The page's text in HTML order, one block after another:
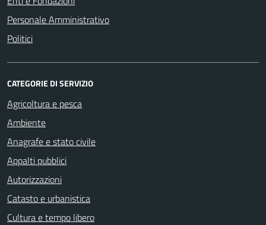
Personale Amministrativo
Politici
CATEGORIE DI SERVIZIO
Agricoltura e pesca
Ambiente
Anagrafe e stato civile
Appalti pubblici
Autorizzazioni
Catasto e urbanistica
Cultura e tempo libero